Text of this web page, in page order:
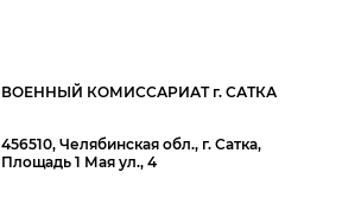
ВОЕННЫЙ КОМИССАРИАТ г. САТКА
456510, Челябинская обл., г. Сатка,
Площадь 1 Мая ул., 4